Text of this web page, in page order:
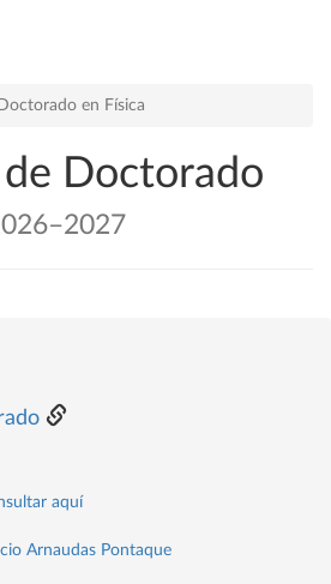
en Física
de Doctorado
aquí
Arnaudas Pontaque